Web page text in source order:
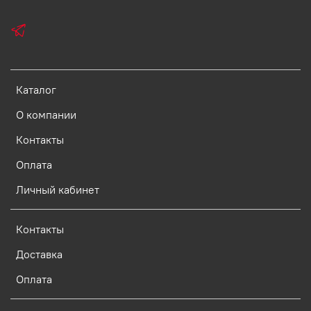
Каталог
О компании
Контакты
Оплата
Личный кабинет
Контакты
Доставка
Оплата